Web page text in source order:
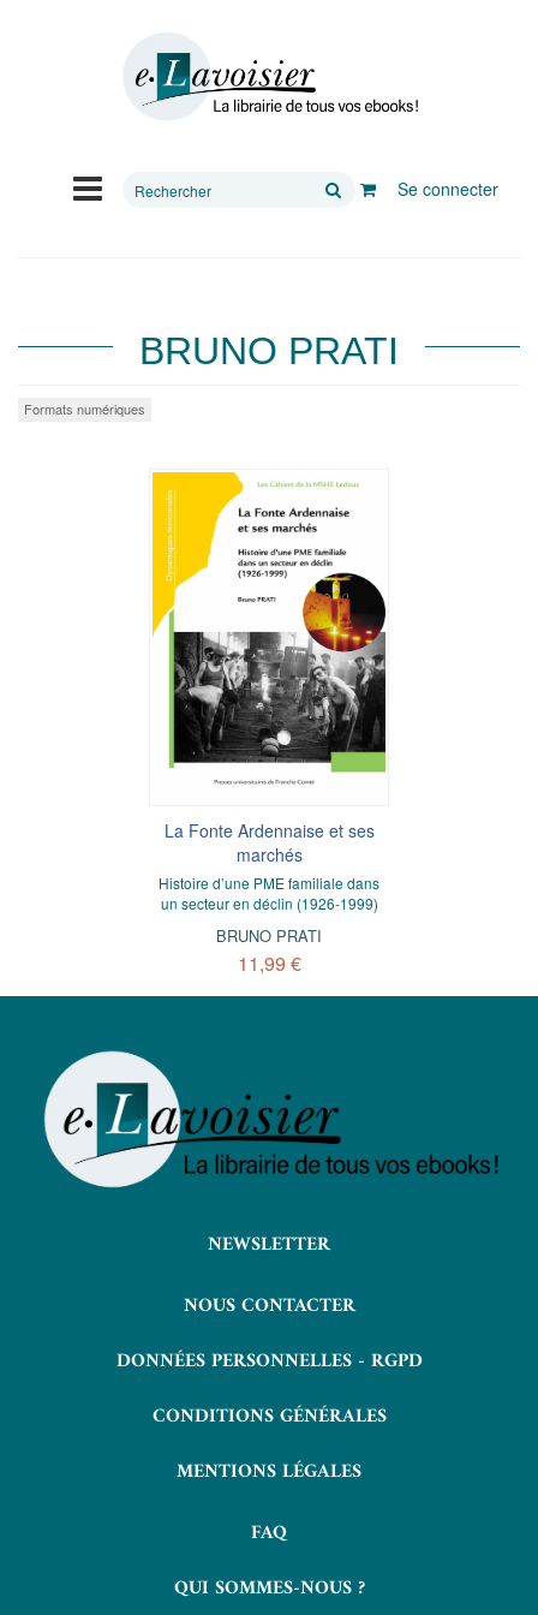
Rechercher
Se connecter
BRUNO PRATI
Formats numériques
La Fonte Ardennaise et ses
marchés
Histoire d’une PME familiale dans
un secteur en déclin (1926-1999)
BRUNO PRATI
11,99 €
NEWSLETTER
NOUS CONTACTER
DONNÉES PERSONNELLES - RGPD
CONDITIONS GÉNÉRALES
MENTIONS LÉGALES
FAQ
QUI SOMMES-NOUS ?